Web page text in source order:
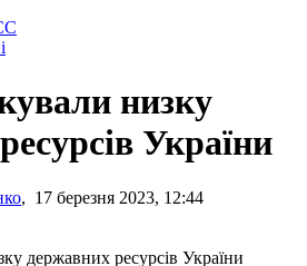
низку
України
, 17 березня 2023, 12:44